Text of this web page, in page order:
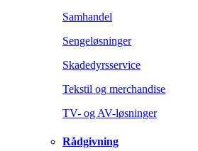
Samhandel
Sengeløsninger
Skadedyrsservice
Tekstil og merchandise
TV- og AV-løsninger
Rådgivning